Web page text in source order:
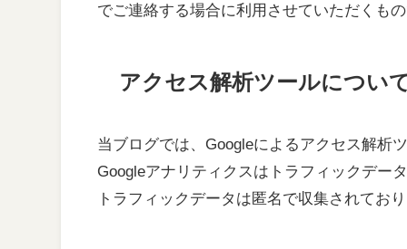
でご連絡する場合に利用させていただくも
アクセス解析ツールについ
当ブログでは、Googleによるアクセス解析
Googleアナリティクスはトラフィックデー
トラフィックデータは匿名で収集されてお